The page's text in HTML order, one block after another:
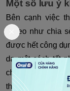
Một số lưu ý
Bên cạnh việc
Foreo như chia
được hết công
da một cách tốt
chăm sóc da
thân của mình.